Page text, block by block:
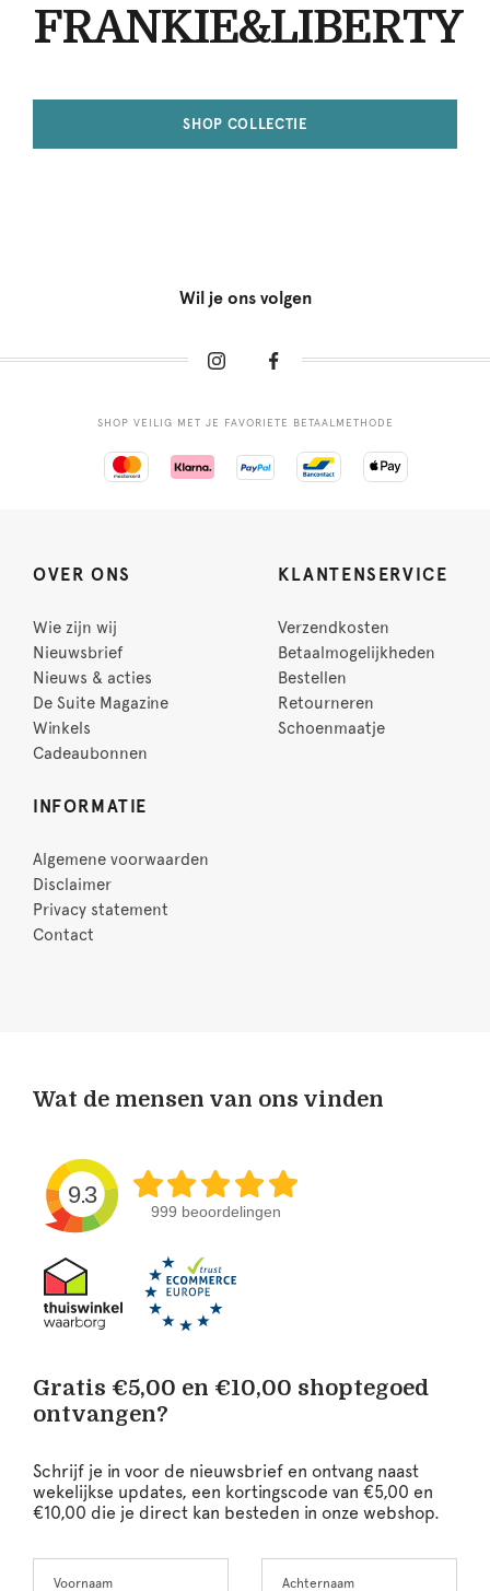
FRANKIE&LIBERTY
SHOP COLLECTIE
Wil je ons volgen
SHOP VEILIG MET JE FAVORIETE BETAALMETHODE
OVER ONS
Wie zijn wij
Nieuwsbrief
Nieuws & acties
De Suite Magazine
Winkels
Cadeaubonnen
KLANTENSERVICE
Verzendkosten
Betaalmogelijkheden
Bestellen
Retourneren
Schoenmaatje
INFORMATIE
Algemene voorwaarden
Disclaimer
Privacy statement
Contact
Wat de mensen van ons vinden
9.3
999 beoordelingen
Gratis €5,00 en €10,00 shoptegoed
ontvangen?
Schrijf je in voor de nieuwsbrief en ontvang naast
wekelijkse updates, een kortingscode van €5,00 en
€10,00 die je direct kan besteden in onze webshop.
this